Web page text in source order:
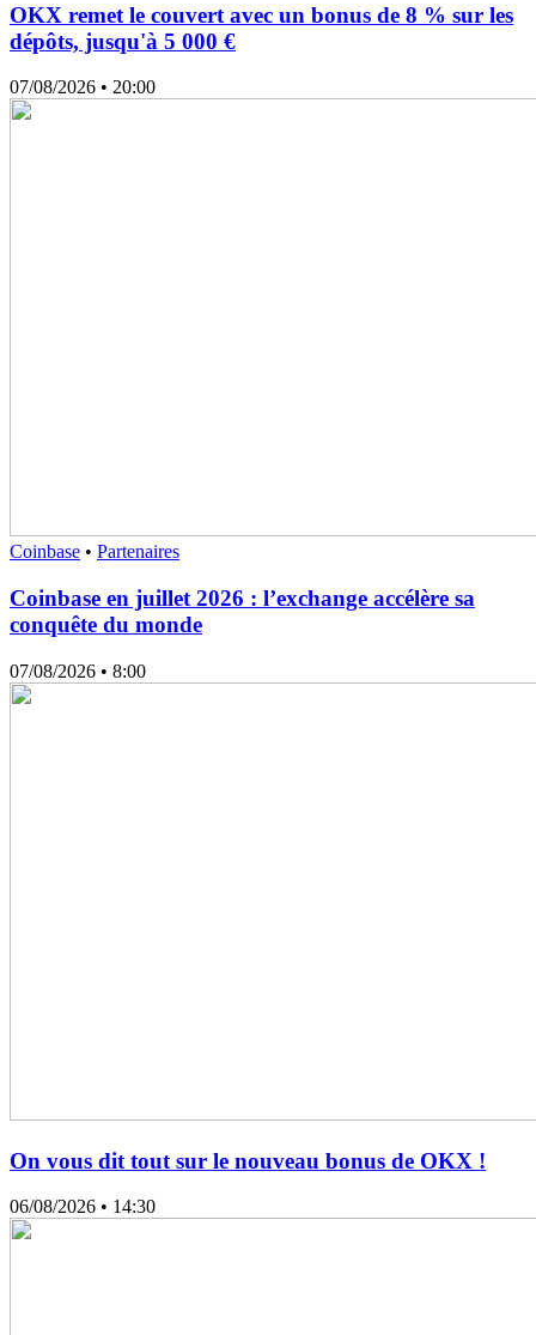
OKX remet le couvert avec un bonus de 8 % sur les
dépôts, jusqu'à 5 000 €
07/08/2026 • 20:00
Coinbase • Partenaires
Coinbase en juillet 2026 : l’exchange accélère sa
conquête du monde
07/08/2026 • 8:00
On vous dit tout sur le nouveau bonus de OKX !
06/08/2026 • 14:30